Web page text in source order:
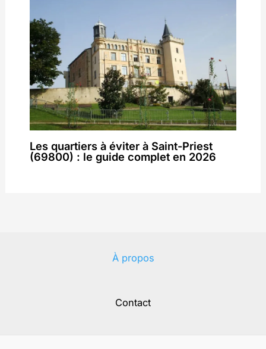
Les quartiers à éviter à Saint-Priest
(69800) : le guide complet en 2026
À propos
Contact